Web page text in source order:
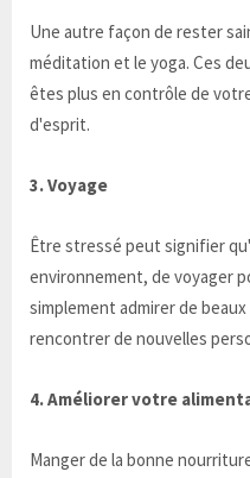
Une autre façon de rester
méditation et le yoga. Ces
êtes plus en contrôle de
d'esprit.
3. Voyage
Être stressé peut signifier
environnement, de voyager
simplement admirer de
rencontrer de nouvelles
4. Améliorer votre
Manger de la bonne